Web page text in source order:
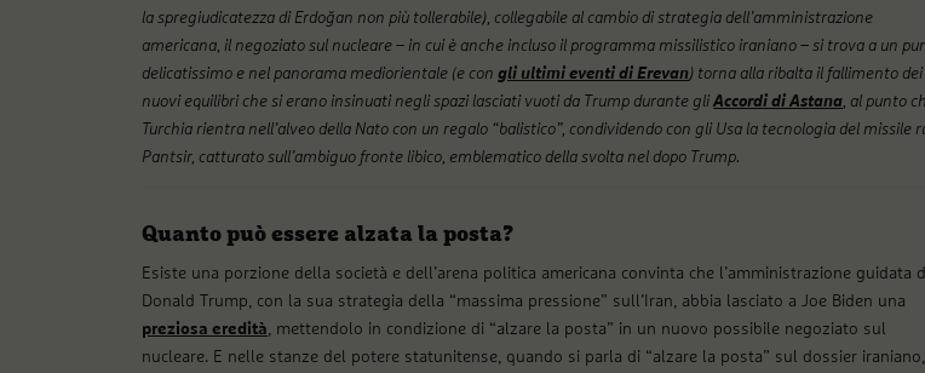
la spregiudicatezza di Erdoğan non più tollerabile), collegabile al cambio di strategia dell’amministrazione
americana, il negoziato sul nucleare – in cui è anche incluso il programma missilistico iraniano – si trova a un
delicatissimo e nel panorama mediorientale (e congli ultimi eventi di Erevan) torna alla ribalta il fallimento dei
nuovi equilibri che si erano insinuati negli spazi lasciati vuoti da Trump durante gliAccordi di Astana , al punto
Turchia rientra nell’alveo della Nato con un regalo “balistico”, condividendo con gli Usa la tecnologia del missile
Pantsir, catturato sull’ambiguo fronte libico, emblematico della svolta nel dopo Trump.
Quanto può essere alzata la posta?
Esiste una porzione della società e dell’arena politica americana convinta che l’amministrazione guidata
Donald Trump, con la sua strategia della “massima pressione” sull’Iran, abbia lasciato a Joe Biden una
preziosa eredità, mettendolo in condizione di “alzare la posta” in un nuovo possibile negoziato sul
nucleare. E nelle stanze del potere statunitense, quando si parla di “alzare la posta” sul dossier